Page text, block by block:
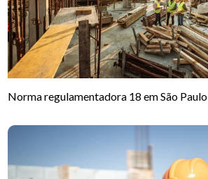
Norma regulamentadora 18 em São Paulo